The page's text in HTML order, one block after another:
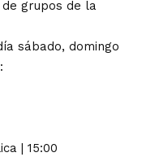
grupos de la
sábado, domingo
| 15:00